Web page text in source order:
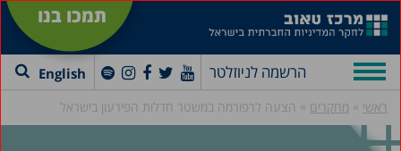
תמכו בנו
הרשמה לניוזלטר English
ראשי » מחקרים » הצעה לרפורמה במשטר חדלות הפירעון בישראל